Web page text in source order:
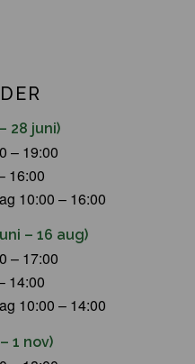
28 juni)
– 19:00
16:00
10:00 – 16:00
– 16 aug)
– 17:00
14:00
10:00 – 14:00
1 nov)